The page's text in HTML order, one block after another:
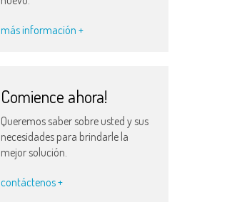
más información +
Comience ahora!
Queremos saber sobre usted y sus
necesidades para brindarle la
mejor solución.
contáctenos +